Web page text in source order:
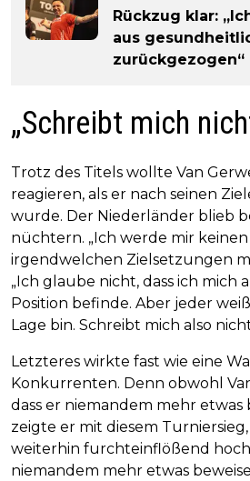
Rückzug klar:
aus
zurückgezogen“
„Schreibt mich
Trotz des Titels wollte Van
reagieren, als er nach seinen
wurde. Der Niederländer blieb
nüchtern. „Ich werde mir
irgendwelchen Zielsetzungen
„Ich glaube nicht, dass ich mich
Position befinde. Aber jeder
Lage bin. Schreibt mich also
Letzteres wirkte fast wie eine
Konkurrenten. Denn obwohl
dass er niemandem mehr etwas
zeigte er mit diesem Turniersieg,
weiterhin furchteinflößend hoch
niemandem mehr etwas